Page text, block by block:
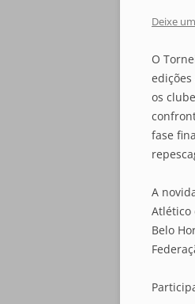
Deixe
O
os
fase
A
Atlético
Belo